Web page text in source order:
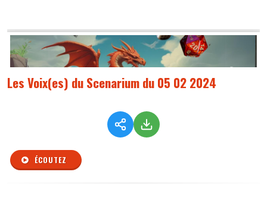
Les Voix(es) du Scenarium du 05 02 2024
ÉCOUTEZ